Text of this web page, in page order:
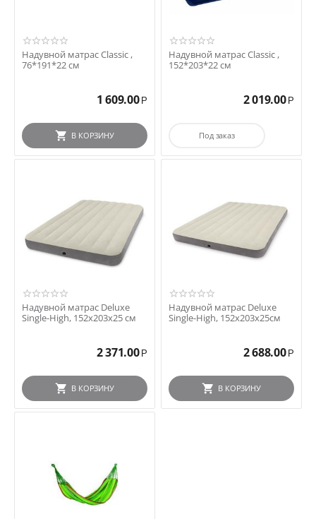
Надувной матрас Classic ,
76*191*22 см
1 609.00 Р
В КОРЗИНУ
Надувной матрас Classic ,
152*203*22 см
2 019.00 Р
Под заказ
Надувной матрас Deluxe
Single-High, 152х203х25 см
2 371.00 Р
В КОРЗИНУ
Надувной матрас Deluxe
Single-High, 152х203х25см
2 688.00 Р
В КОРЗИНУ